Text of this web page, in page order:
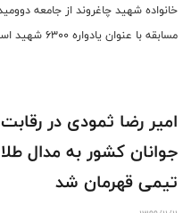
خانواده شهید چاغروند از جامعه
مسابقه با عنوان یادواره ۶۳۰۰ شهید استان، تقدیر کردند.
امیر رضا ثمودی در
جوانان کشور به مدال
تیمی قهرمان شد